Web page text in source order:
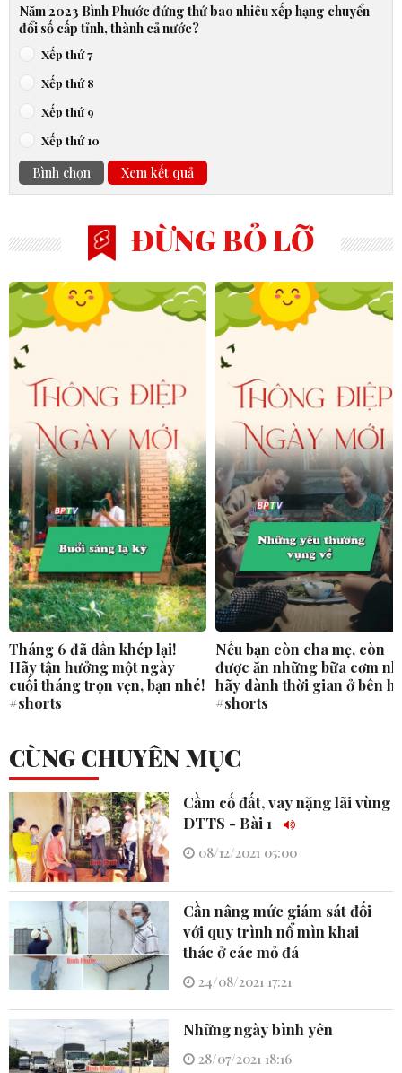
Năm 2023 Bình Phước đứng thứ bao nhiêu xếp hạng chuyển
đổi số cấp tỉnh, thành cả nước?
Xếp thứ 7
Xếp thứ 8
Xếp thứ 9
Xếp thứ 10
Bình chọn Xem kết quả
ĐỪNG BỎ LỠ
Tháng 6 đã dần khép lại!
Hãy tận hưởng một ngày
cuối tháng trọn vẹn, bạn nhé!
#shorts
Nếu bạn còn cha mẹ, còn
được ăn những bữa cơm
hãy dành thời gian ở bên
#shorts
CÙNG CHUYÊN MỤC
Cầm cố đất, vay nặng lãi vùng
DTTS - Bài 1
08/12/2021 05:00
Cần nâng mức giám sát đối
với quy trình nổ mìn khai
thác ở các mỏ đá
24/08/2021 17:21
Những ngày bình yên
28/07/2021 18:16